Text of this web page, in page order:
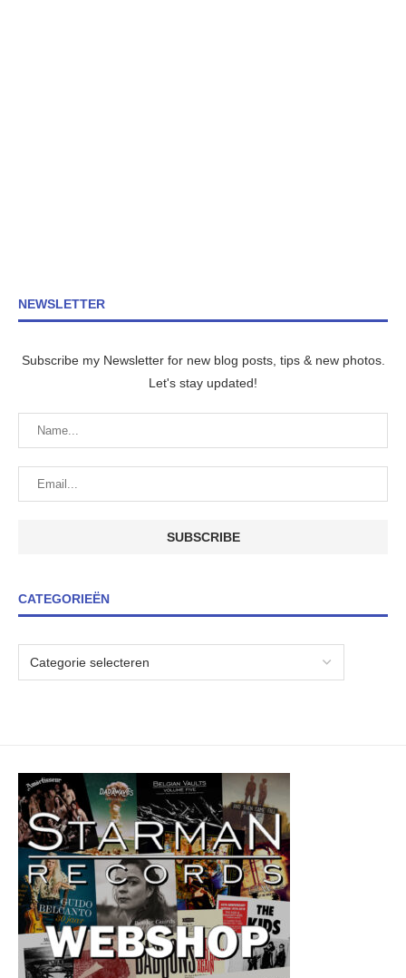
NEWSLETTER
Subscribe my Newsletter for new blog posts, tips & new photos.
Let's stay updated!
CATEGORIEËN